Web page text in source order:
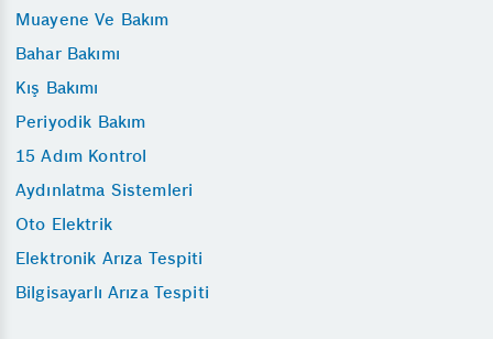
Muayene Ve Bakım
Bahar Bakımı
Kış Bakımı
Periyodik Bakım
15 Adım Kontrol
Aydınlatma Sistemleri
Oto Elektrik
Elektronik Arıza Tespiti
Bilgisayarlı Arıza Tespiti